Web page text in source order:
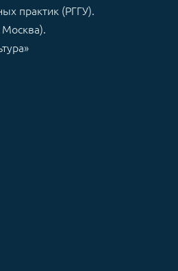
практик (РГГУ).